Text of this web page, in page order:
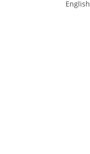
English